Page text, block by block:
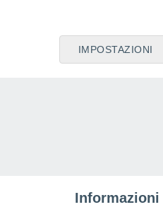
IMPOSTAZIONI